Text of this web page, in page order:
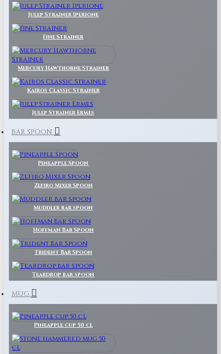
Julep Strainer Iperione
Fine Strainer
Mercury Hawthorne Strainer
Kairos Classic Strainer
Julep Strainer Ermes
BAR SPOON
Pineapple Spoon
Zefiro Mixer Spoon
Muddler bar spoon
Hoffman Bar Spoon
Trident Bar Spoon
Teardrop bar spoon
MUG
Pineapple cup 50 cl